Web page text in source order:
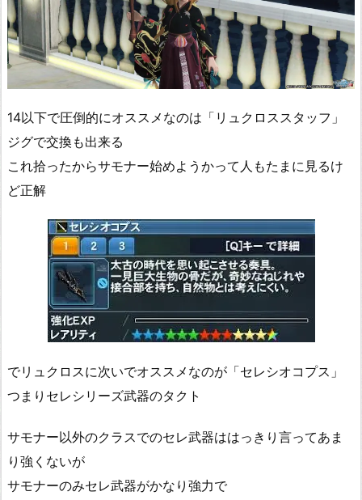
14以下で圧倒的にオススメなのは「リュクロススタッフ」
ジグで交換も出来る
これ拾ったからサモナー始めようかって人もたまに見るけ
ど正解
でリュクロスに次いでオススメなのが「セレシオコプス」
つまりセレシリーズ武器のタクト
サモナー以外のクラスでのセレ武器ははっきり言ってあま
り強くないが
サモナーのみセレ武器がかなり強力で